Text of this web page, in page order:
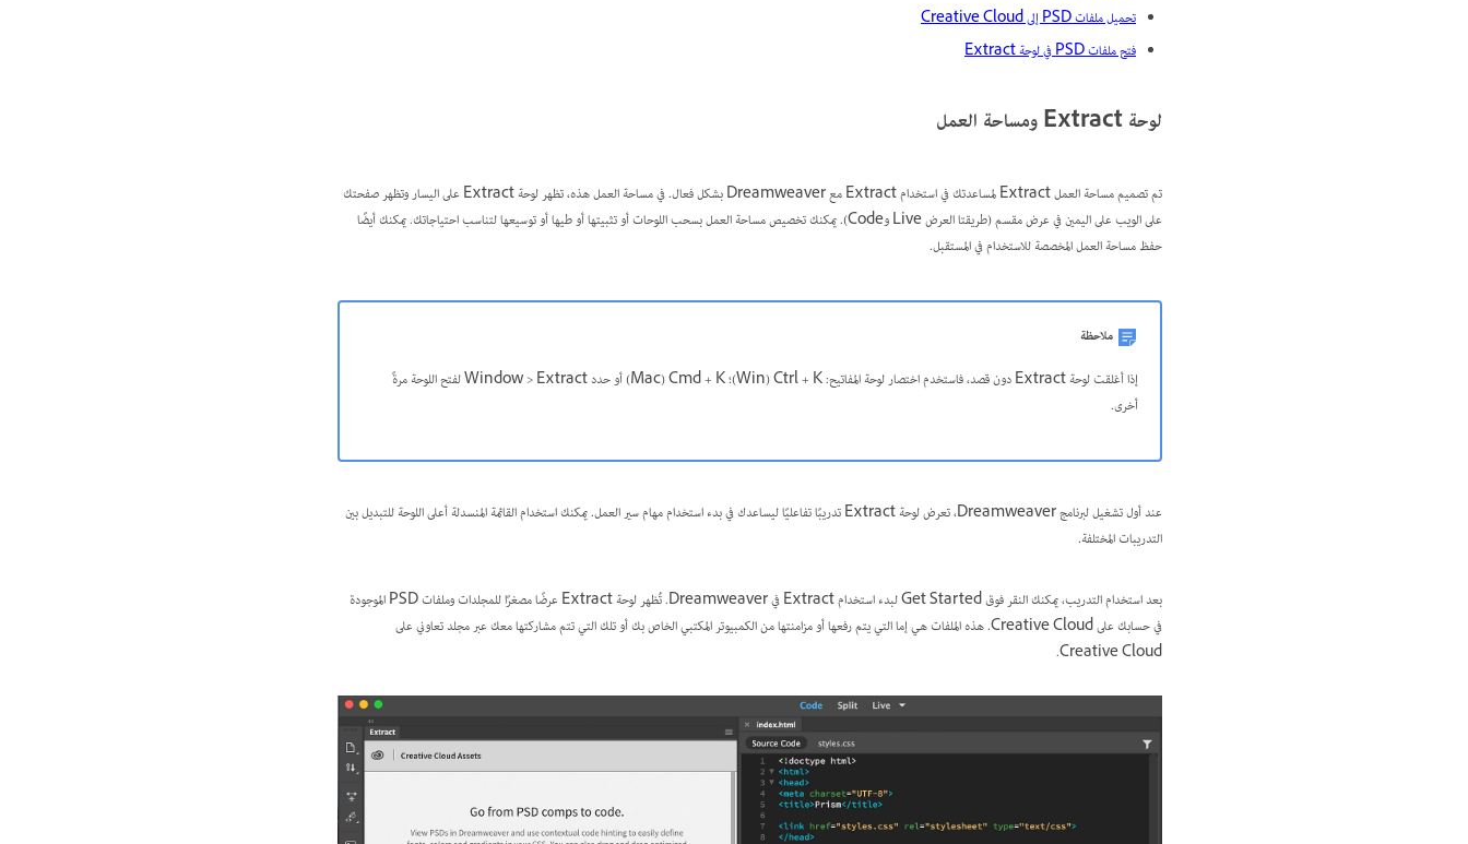
تحميل ملفات PSD إلى Creative Cloud
فتح ملفات PSD في لوحة Extract
لوحة Extract ومساحة العمل
تم تصميم مساحة العمل Extract لمساعدتك في استخدام Extract مع Dreamweaver بشكل فعال. في مساحة العمل هذه، تظهر لوحة Extract على اليسار وتظهر صفحتك
على الويب على اليمين في عرض مقسم (طريقتا العرض Live وCode). يمكنك تخصيص مساحة العمل بسحب اللوحات أو تثبيتها أو طيها أو توسيعها لتناسب احتياجاتك. يمكنك أيضًا
حفظ مساحة العمل المخصصة للاستخدام في المستقبل.
ملاحظة
إذا أغلقت لوحة Extract دون قصد، فاستخدم اختصار لوحة المفاتيح: Ctrl + K ‏(Win)؛‏ Cmd + K ‏(Mac) أو حدد ‎Window > Extract‎‎ لفتح اللوحة مرةً
أخرى.
عند أول تشغيل لبرنامج Dreamweaver، تعرض لوحة Extract تدريبًا تفاعليًا ليساعدك في بدء استخدام مهام سير العمل. يمكنك استخدام القائمة المنسدلة أعلى اللوحة للتبديل بين
التدريبات المختلفة.
بعد استخدام التدريب، يمكنك النقر فوق Get Started لبدء استخدام Extract في Dreamweaver. تُظهر لوحة Extract عرضًا مصغرًا للمجلدات وملفات PSD الموجودة
في حسابك على Creative Cloud. هذه الملفات هي إما التي يتم رفعها أو مزامنتها من الكمبيوتر المكتبي الخاص بك أو تلك التي تتم مشاركتها معك عبر مجلد تعاوني على
Creative Cloud.